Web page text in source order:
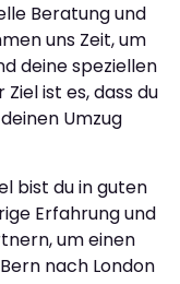
Beratung und
uns Zeit, um
deine speziellen
ist es, dass du
Umzug
bist du in guten
Erfahrung und
um einen
nach London